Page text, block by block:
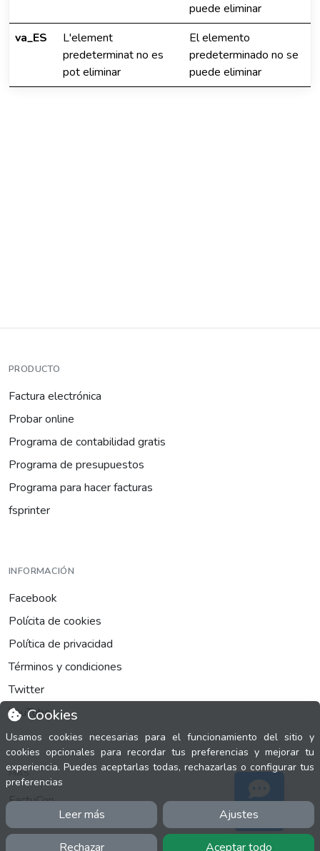
puede eliminar
va_ES
L'element
predeterminat no es
pot eliminar
El elemento
predeterminado no se
puede eliminar
Cookies
Usamos cookies necesarias para el funcionamiento del sitio y
cookies opcionales para recordar tus preferencias y mejorar tu
experiencia. Puedes aceptarlas todas, rechazarlas o configurar tus
preferencias
Leer más Ajustes
Rechazar Aceptar todo
PRODUCTO
Factura electrónica
Probar online
Programa de contabilidad gratis
Programa de presupuestos
Programa para hacer facturas
fsprinter
INFORMACIÓN
Facebook
Polícita de cookies
Política de privacidad
Términos y condiciones
Twitter
YouTube
MÁS
FactuCon
Normativa de facturación
Programa de Partners
Soporte